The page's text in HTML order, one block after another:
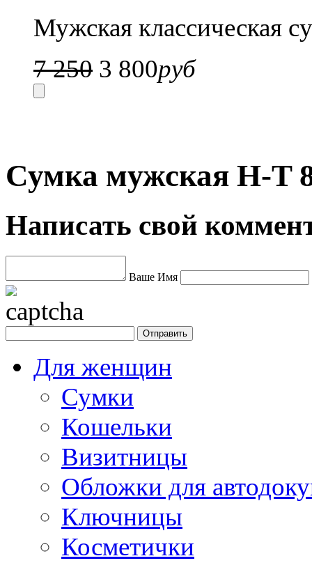
Мужская классическая
7 250 3 800руб
Сумка мужская H-T
Написать свой
Ваше Имя
Для женщин
Сумки
Кошельки
Визитницы
Обложки для
Ключницы
Косметички